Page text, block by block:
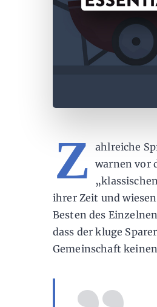
Z
ahlreiche
warnen vor
ihrer Zeit und
Besten des
dass der kluge
Gemeinschaft